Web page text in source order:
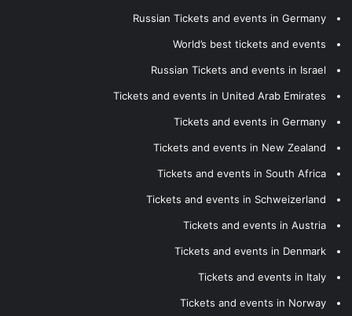
Russian Tickets and events in Germany
World’s best tickets and events
Russian Tickets and events in Israel
Tickets and events in United Arab Emirates
Tickets and events in Germany
Tickets and events in New Zealand
Tickets and events in South Africa
Tickets and events in Schweizerland
Tickets and events in Austria
Tickets and events in Denmark
Tickets and events in Italy
Tickets and events in Norway